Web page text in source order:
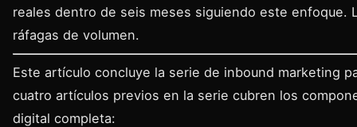
reales dentro de seis meses siguiendo este enfoque.
ráfagas de volumen.
Este artículo concluye la serie de inbound marketing
cuatro artículos previos en la serie cubren los
digital completa: